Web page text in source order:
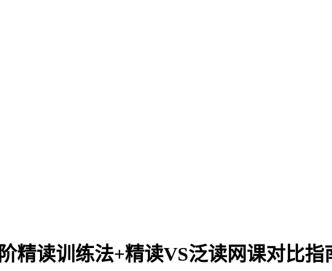
精读训练法+精读VS泛读网课对比指